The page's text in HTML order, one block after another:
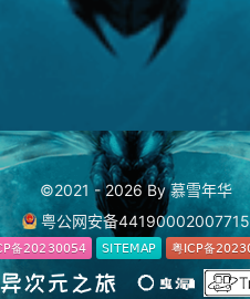
©2021 - 2026 By 慕雪年华
粤公网安备44190002007715